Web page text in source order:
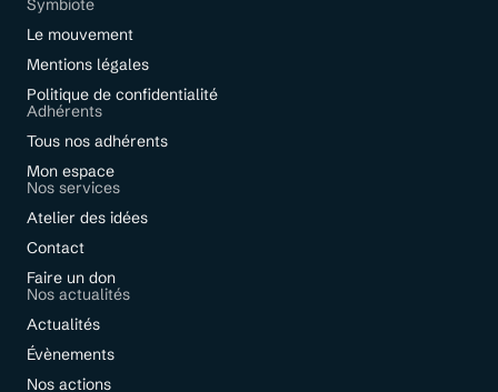
Symbiote
Le mouvement
Mentions légales
Politique de confidentialité
Adhérents
Tous nos adhérents
Mon espace
Nos services
Atelier des idées
Contact
Faire un don
Nos actualités
Actualités
Évènements
Nos actions